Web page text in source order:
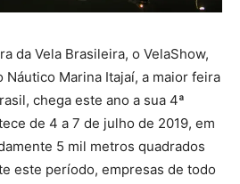
da Vela Brasileira, o VelaShow,
Náutico Marina Itajaí, a maior feira
chega este ano a sua 4ª
de 4 a 7 de julho de 2019, em
5 mil metros quadrados
este período, empresas de todo